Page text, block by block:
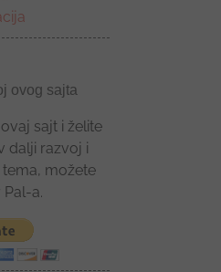
ovog sajta
sajt i želite
dalji razvoj i
možete
a.